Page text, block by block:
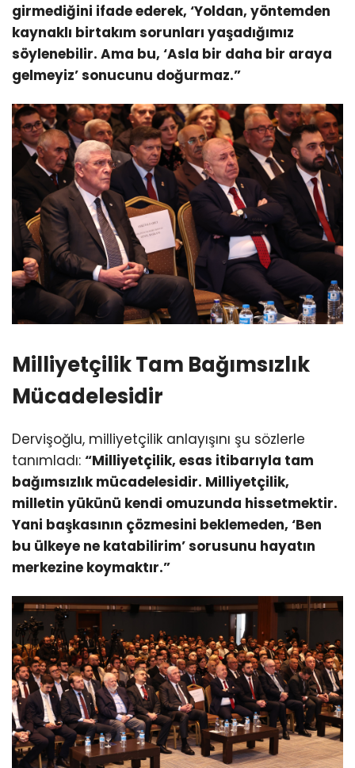
girmediğini ifade ederek, ‘Yoldan, yöntemden
kaynaklı birtakım sorunları yaşadığımız
söylenebilir. Ama bu, ‘Asla bir daha bir araya
gelmeyiz’ sonucunu doğurmaz.”
Milliyetçilik Tam Bağımsızlık
Mücadelesidir
Dervişoğlu, milliyetçilik anlayışını şu sözlerle
tanımladı: “Milliyetçilik, esas itibarıyla tam
bağımsızlık mücadelesidir. Milliyetçilik,
milletin yükünü kendi omuzunda hissetmektir.
Yani başkasının çözmesini beklemeden, ‘Ben
bu ülkeye ne katabilirim’ sorusunu hayatın
merkezine koymaktır.”